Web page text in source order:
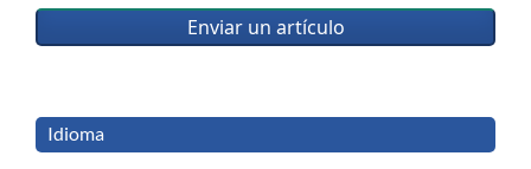
Enviar un artículo
Idioma